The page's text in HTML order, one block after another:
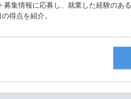
集情報に応募し、就業した経験のある
得点を紹介。